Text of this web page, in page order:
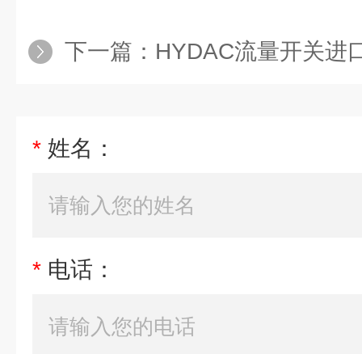
下一篇： HYDAC流量开关进
* 姓名：
* 电话：